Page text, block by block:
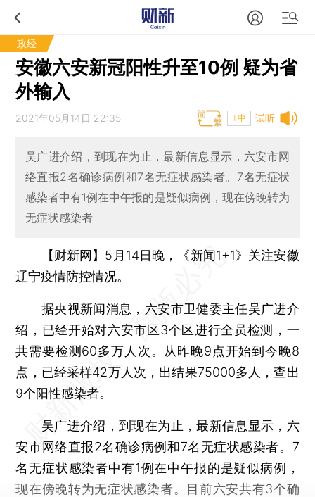
政经
安徽六安新冠阳性升至10例 疑为省
外输入
试听
2021年05月14日 22:35 T中
吴广进介绍，到现在为止，最新信息显示，六安市网
络直报2名确诊病例和7名无症状感染者。7名无症状
感染者中有1例在中午报的是疑似病例，现在傍晚转为
无症状感染者
【财新网】 5月14日晚，《新闻1+1》关注安徽
辽宁疫情防控情况。
据央视新闻消息，六安市卫健委主任吴广进介
绍，已经开始对六安市区3个区进行全员检测，一
共需要检测60多万人次。从昨晚9点开始到今晚8
点，已经采样42万人次，出结果75000多人，查出
9个阳性感染者。
吴广进介绍，到现在为止，最新信息显示，六
安市网络直报2名确诊病例和7名无症状感染者。7
名无症状感染者中有1例在中午报的是疑似病例，
现在傍晚转为无症状感染者。目前六安共有3个确